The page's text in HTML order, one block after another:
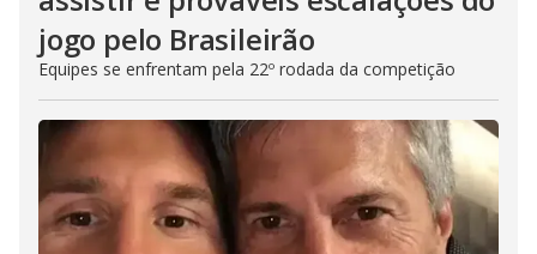
jogo pelo Brasileirão
Equipes se enfrentam pela 22º rodada da competição